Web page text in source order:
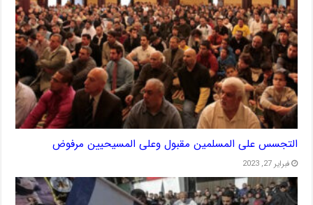
التجسس على المسلمين مقبول وعلى المسيحيين مرفوض
فبراير 27, 2023